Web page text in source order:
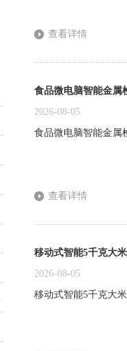
查看详情
食品微电脑智能金属
2026-08-05
食品微电脑智能金属
查看详情
移动式智能5千克大
2026-08-05
移动式智能5千克大